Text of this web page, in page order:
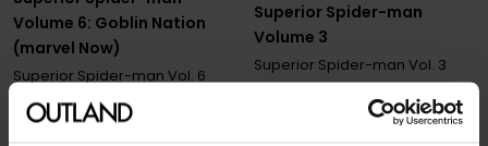
Volume 6: Goblin Nation
(marvel Now)
Superior Spider-man Vol. 6
Paperback · Engelsk
Superior Spider-man
Volume 3
Superior Spider-man Vol. 3